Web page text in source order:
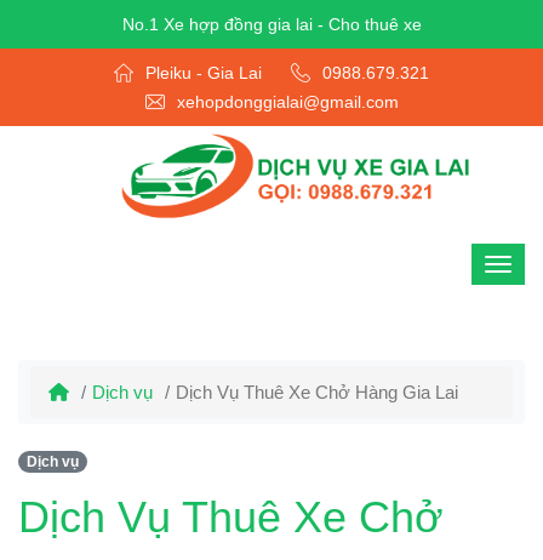
No.1 Xe hợp đồng gia lai - Cho thuê xe
Pleiku - Gia Lai
0988.679.321
xehopdonggialai@gmail.com
Dịch vụ Dịch Vụ Thuê Xe Chở Hàng Gia Lai
Dịch vụ
Dịch Vụ Thuê Xe Chở